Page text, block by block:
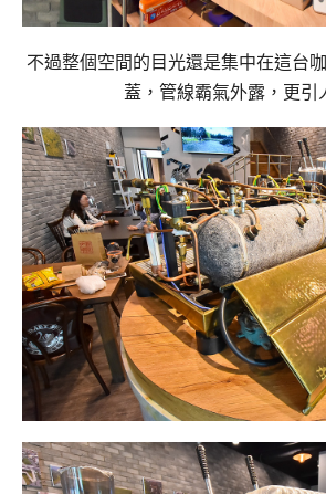
不過整個空間的目光還是集中在這台
蓋，管線霸氣外露，更引